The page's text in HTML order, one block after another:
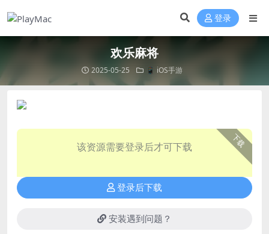
登录
欢乐麻将
2025-05-25 📱 iOS手游
下载
该资源需要登录后才可下载
登录后下载
安装遇到问题？